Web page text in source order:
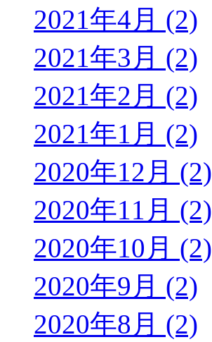
2021年4月 (2)
2021年3月 (2)
2021年2月 (2)
2021年1月 (2)
2020年12月 (2)
2020年11月 (2)
2020年10月 (2)
2020年9月 (2)
2020年8月 (2)